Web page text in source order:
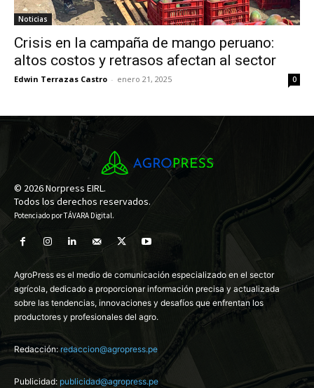
Noticias
Crisis en la campaña de mango peruano:
altos costos y retrasos afectan al sector
Edwin Terrazas Castro - enero 21, 2025 0
© 2026 Norpress EIRL.
Todos los derechos reservados.
Potenciado porTÁVARA Digital.
AgroPress es el medio de comunicación especializado en el sector
agrícola, dedicado a proporcionar información precisa y actualizada
sobre las tendencias, innovaciones y desafíos que enfrentan los
productores y profesionales del agro.
Redacción:redaccion@agropress.pe
Publicidad: publicidad@agropress.pe